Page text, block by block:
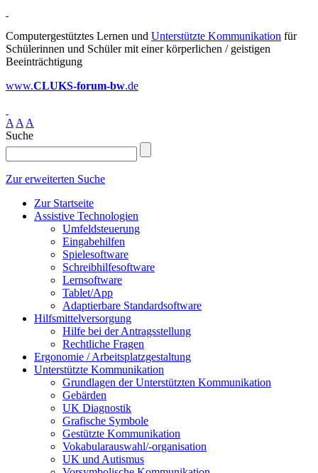
Computergestütztes Lernen und Unterstützte Kommunikation für
Schülerinnen und Schüler mit einer körperlichen / geistigen
Beeinträchtigung
www.CLUKS-forum-bw.de
A A A
Suche
Zur erweiterten Suche
Zur Startseite
Assistive Technologien
Umfeldsteuerung
Eingabehilfen
Spielesoftware
Schreibhilfesoftware
Lernsoftware
Tablet/App
Adaptierbare Standardsoftware
Hilfsmittelversorgung
Hilfe bei der Antragsstellung
Rechtliche Fragen
Ergonomie / Arbeitsplatzgestaltung
Unterstützte Kommunikation
Grundlagen der Unterstützten Kommunikation
Gebärden
UK Diagnostik
Grafische Symbole
Gestützte Kommunikation
Vokabularauswahl/-organisation
UK und Autismus